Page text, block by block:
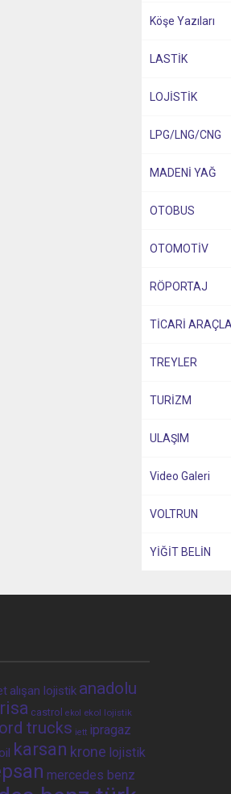
Köşe Yazıları
LASTİK
LOJİSTİK
LPG/LNG/CNG
MADENİ YAĞ
OTOBUS
OTOMOTİV
RÖPORTAJ
TİCARİ
TREYLER
TURİZM
ULAŞIM
Video Galeri
VOLTRUN
YİĞİT BELİN
alışan lojistik anadolu
castrol ekol ekol lojistik
trucks iett ipragaz
karsan krone lojistik
mercedes benz